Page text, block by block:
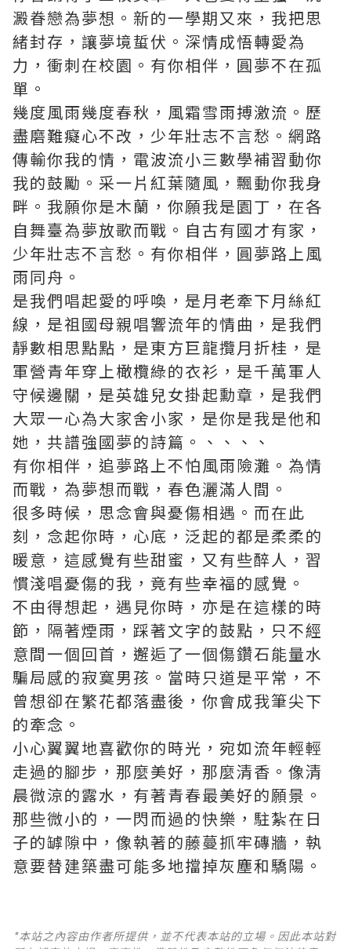
澱眷戀為夢想。新的一學期又來，我把思
緒封存，讓夢境蜇伏。深情成悟轉愛為
力，衝刺在校園。有你相伴，圓夢不在孤
單。
幾度風雨幾度春秋，風霜雪雨搏激流。歷
盡磨難癡心不改，少年壯志不言愁。網路
傳輸你我的情，電波流小三數學補習動你
我的鼓勵。采一片紅葉隨風，飄動你我身
畔。我願你是木蘭，你願我是園丁，在各
自舞臺為夢放歌而戰。自古有國才有家，
少年壯志不言愁。有你相伴，圓夢路上風
雨同舟。
是我們唱起愛的呼喚，是月老牽下月絲紅
線，是祖國母親唱響流年的情曲，是我們
靜數相思點點，是東方巨龍攬月折桂，是
軍營青年穿上橄欖綠的衣衫，是千萬軍人
守候邊關，是英雄兒女掛起勳章，是我們
大眾一心為大家舍小家，是你是我是他和
她，共譜強國夢的詩篇。、、、、
有你相伴，追夢路上不怕風雨險灘。為情
而戰，為夢想而戰，春色灑滿人間。
很多時候，思念會與憂傷相遇。而在此
刻，念起你時，心底，泛起的都是柔柔的
暖意，這感覺有些甜蜜，又有些醉人，習
慣淺唱憂傷的我，竟有些幸福的感覺。
不由得想起，遇見你時，亦是在這樣的時
節，隔著煙雨，踩著文字的鼓點，只不經
意間一個回首，邂逅了一個傷鑽石能量水
騙局感的寂寞男孩。當時只道是平常，不
曾想卻在繁花都落盡後，你會成我筆尖下
的牽念。
小心翼翼地喜歡你的時光，宛如流年輕輕
走過的腳步，那麼美好，那麼清香。像清
晨微涼的露水，有著青春最美好的願景。
那些微小的，一閃而過的快樂，駐紮在日
子的罅隙中，像執著的藤蔓抓牢磚牆，執
意要替建築盡可能多地擋掉灰塵和驕陽。
*本站之內容由作者所提供，並不代表本站的立場。因此本站對